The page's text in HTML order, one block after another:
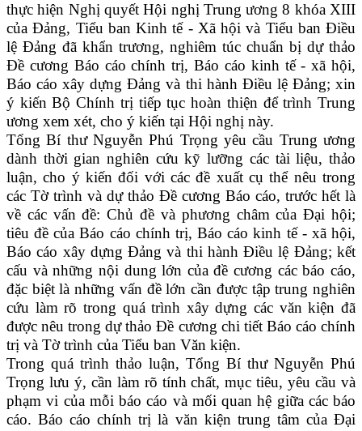
thực hiện Nghị quyết Hội nghị Trung ương 8 khóa XIII
của Đảng, Tiểu ban Kinh tế - Xã hội và Tiểu ban Điều
lệ Đảng đã khẩn trương, nghiêm túc chuẩn bị dự thảo
Đề cương Báo cáo chính trị, Báo cáo kinh tế - xã hội,
Báo cáo xây dựng Đảng và thi hành Điều lệ Đảng; xin
ý kiến Bộ Chính trị tiếp tục hoàn thiện để trình Trung
ương xem xét, cho ý kiến tại Hội nghị này.
Tổng Bí thư Nguyễn Phú Trọng yêu cầu Trung ương
dành thời gian nghiên cứu kỹ lưỡng các tài liệu, thảo
luận, cho ý kiến đối với các đề xuất cụ thể nêu trong
các Tờ trình và dự thảo Đề cương Báo cáo, trước hết là
về các vấn đề: Chủ đề và phương châm của Đại hội;
tiêu đề của Báo cáo chính trị, Báo cáo kinh tế - xã hội,
Báo cáo xây dựng Đảng và thi hành Điều lệ Đảng; kết
cấu và những nội dung lớn của đề cương các báo cáo,
đặc biệt là những vấn đề lớn cần được tập trung nghiên
cứu làm rõ trong quá trình xây dựng các văn kiện đã
được nêu trong dự thảo Đề cương chi tiết Báo cáo chính
trị và Tờ trình của Tiểu ban Văn kiện.
Trong quá trình thảo luận, Tổng Bí thư Nguyễn Phú
Trọng lưu ý, cần làm rõ tính chất, mục tiêu, yêu cầu và
phạm vi của mỗi báo cáo và mối quan hệ giữa các báo
cáo. Báo cáo chính trị là văn kiện trung tâm của Đại